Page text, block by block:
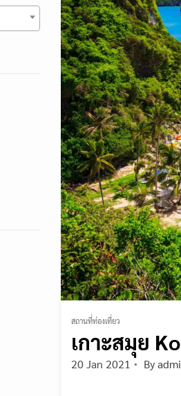
สถานที่ท่องเที่ยว
เกาะสมุย
20 Jan 2021 By